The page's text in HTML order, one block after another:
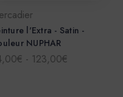
l'Extra - Satin -
NUPHAR
- 123,00€